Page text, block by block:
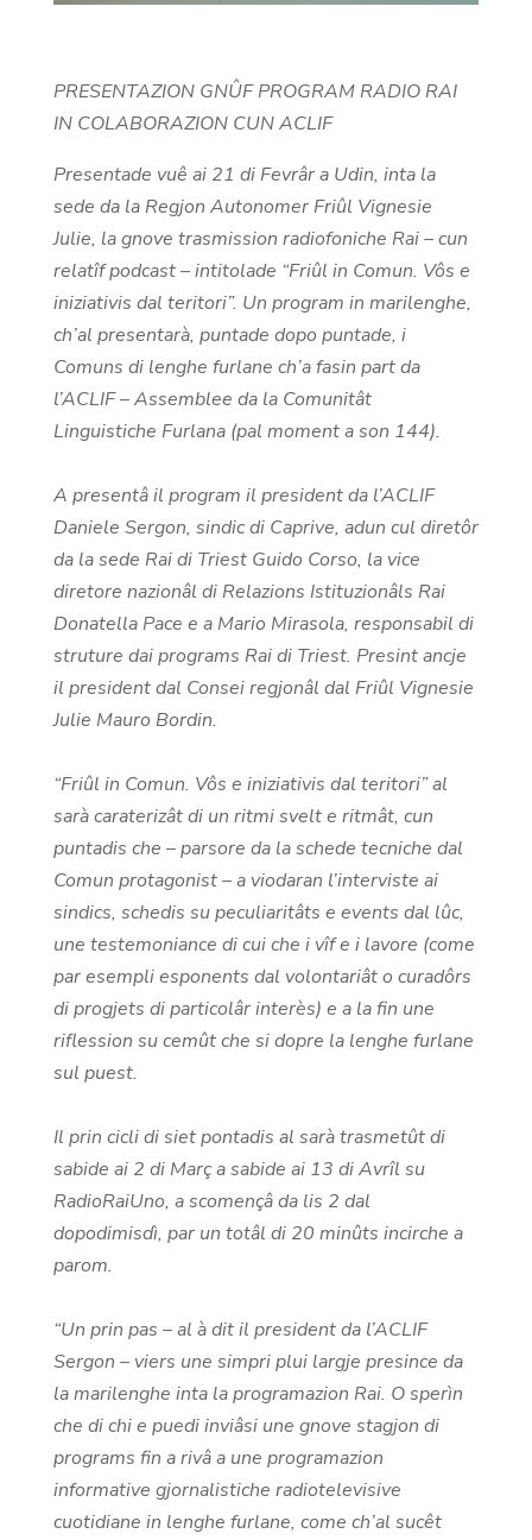
PRESENTAZION GNÛF PROGRAM RADIO RAI
IN COLABORAZION CUN ACLIF
Presentade vuê ai 21 di Fevrâr a Udin, inta la
sede da la Regjon Autonomer Friûl Vignesie
Julie, la gnove trasmission radiofoniche Rai – cun
relatîf podcast – intitolade “Friûl in Comun. Vôs e
iniziativis dal teritori”. Un program in marilenghe,
ch’al presentarà, puntade dopo puntade, i
Comuns di lenghe furlane ch’a fasin part da
l’ACLIF – Assemblee da la Comunitât
Linguistiche Furlana (pal moment a son 144).
A presentâ il program il president da l’ACLIF
Daniele Sergon, sindic di Caprive, adun cul diretôr
da la sede Rai di Triest Guido Corso, la vice
diretore nazionâl di Relazions Istituzionâls Rai
Donatella Pace e a Mario Mirasola, responsabil di
struture dai programs Rai di Triest. Presint ancje
il president dal Consei regjonâl dal Friûl Vignesie
Julie Mauro Bordin.
“Friûl in Comun. Vôs e iniziativis dal teritori” al
sarà caraterizât di un ritmi svelt e ritmât, cun
puntadis che – parsore da la schede tecniche dal
Comun protagonist – a viodaran l’interviste ai
sindics, schedis su peculiaritâts e events dal lûc,
une testemoniance di cui che i vîf e i lavore (come
par esempli esponents dal volontariât o curadôrs
di progjets di particolâr interès) e a la fin une
riflession su cemût che si dopre la lenghe furlane
sul puest.
Il prin cicli di siet pontadis al sarà trasmetût di
sabide ai 2 di Març a sabide ai 13 di Avrîl su
RadioRaiUno, a scomençâ da lis 2 dal
dopodimisdì, par un totâl di 20 minûts incirche a
parom.
“Un prin pas – al à dit il president da l’ACLIF
Sergon – viers une simpri plui largje presince da
la marilenghe inta la programazion Rai. O sperìn
che di chi e puedi inviâsi une gnove stagjon di
programs fin a rivâ a une programazion
informative gjornalistiche radiotelevisive
cuotidiane in lenghe furlane, come ch’al sucêt